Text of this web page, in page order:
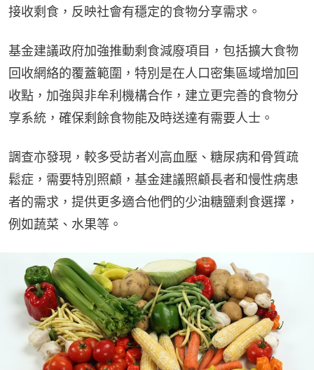
接收剩食，反映社會有穩定的食物分享需求。
基金建議政府加強推動剩食減廢項目，包括擴大食物
回收網絡的覆蓋範圍，特別是在人口密集區域增加回
收點，加強與非牟利機構合作，建立更完善的食物分
享系統，確保剩餘食物能及時送達有需要人士。
調查亦發現，較多受訪者刈高血壓、糖尿病和骨質疏
鬆症，需要特別照顧，基金建議照顧長者和慢性病患
者的需求，提供更多適合他們的少油糖鹽剩食選擇，
例如蔬菜、水果等。